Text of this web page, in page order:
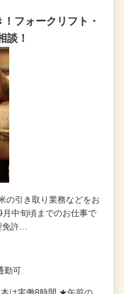
フォークリフト・
談！
の引き取り業務などをお
中旬頃までのお仕事で
免許…
勤可